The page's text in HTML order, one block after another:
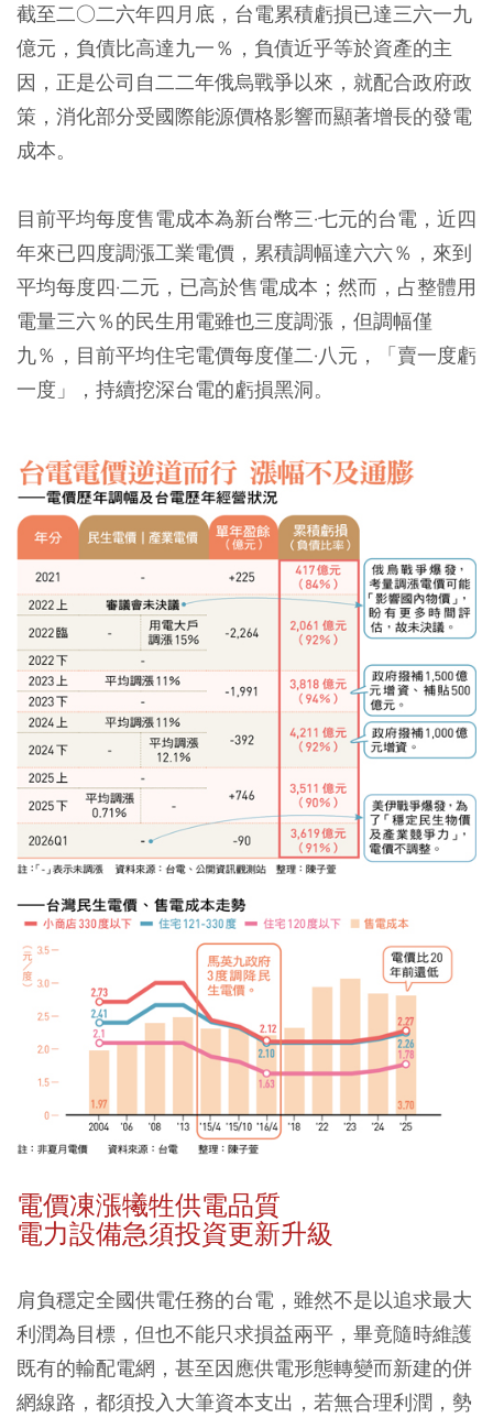
截至二○二六年四月底，台電累積虧損已達三六一九
億元，負債比高達九一％，負債近乎等於資產的主
因，正是公司自二二年俄烏戰爭以來，就配合政府政
策，消化部分受國際能源價格影響而顯著增長的發電
成本。
目前平均每度售電成本為新台幣三·七元的台電，近四
年來已四度調漲工業電價，累積調幅達六六％，來到
平均每度四·二元，已高於售電成本；然而，占整體用
電量三六％的民生用電雖也三度調漲，但調幅僅
九％，目前平均住宅電價每度僅二·八元，「賣一度虧
一度」，持續挖深台電的虧損黑洞。
電價凍漲犧牲供電品質
電力設備急須投資更新升級
肩負穩定全國供電任務的台電，雖然不是以追求最大
利潤為目標，但也不能只求損益兩平，畢竟隨時維護
既有的輸配電網，甚至因應供電形態轉變而新建的併
網線路，都須投入大筆資本支出，若無合理利潤，勢